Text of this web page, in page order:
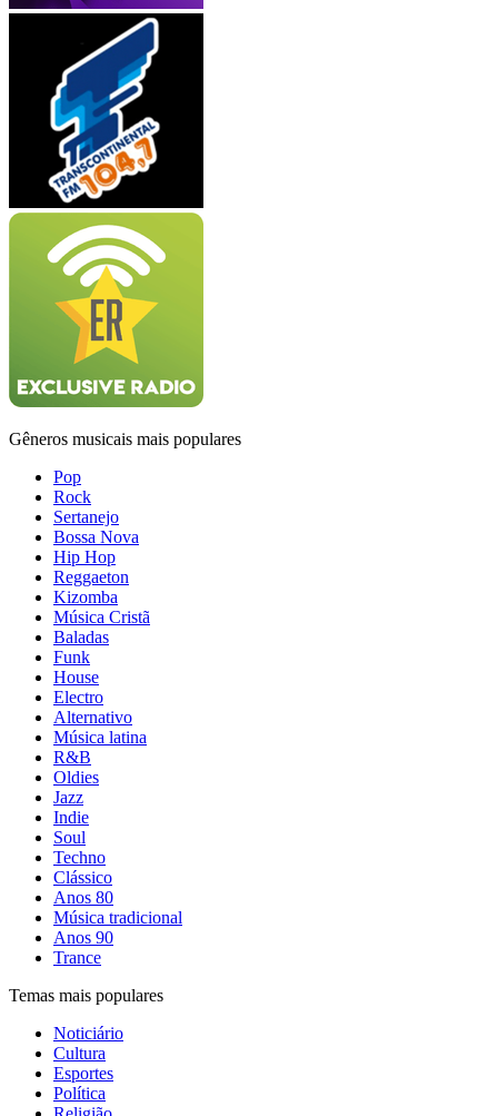
Gêneros musicais mais populares
Pop
Rock
Sertanejo
Bossa Nova
Hip Hop
Reggaeton
Kizomba
Música Cristã
Baladas
Funk
House
Electro
Alternativo
Música latina
R&B
Oldies
Jazz
Indie
Soul
Techno
Clássico
Anos 80
Música tradicional
Anos 90
Trance
Temas mais populares
Noticiário
Cultura
Esportes
Política